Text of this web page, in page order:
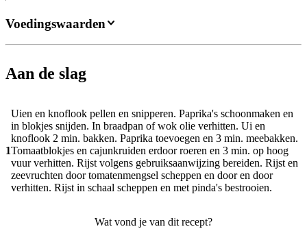
Aan de slag
1
Uien en knoflook pellen en snipperen. Paprika's schoonmaken en
in blokjes snijden. In braadpan of wok olie verhitten. Ui en
knoflook 2 min. bakken. Paprika toevoegen en 3 min. meebakken.
Tomaatblokjes en cajunkruiden erdoor roeren en 3 min. op hoog
vuur verhitten. Rijst volgens gebruiksaanwijzing bereiden. Rijst en
zeevruchten door tomatenmengsel scheppen en door en door
verhitten. Rijst in schaal scheppen en met pinda's bestrooien.
Wat vond je van dit recept?
Voedingswaarden